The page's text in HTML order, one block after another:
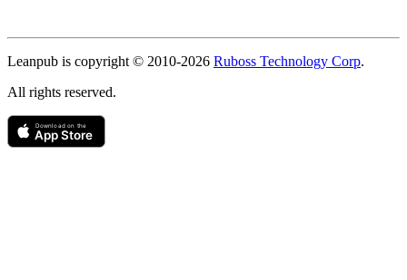
Leanpub is copyright © 2010-2026 Ruboss Technology Corp.
All rights reserved.